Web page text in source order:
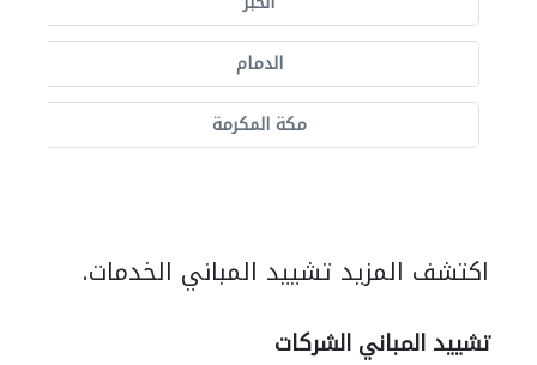
الدمام
مكة المكرمة
اكتشف المزيد تشييد المباني الخدمات.
تشييد المباني الشركات